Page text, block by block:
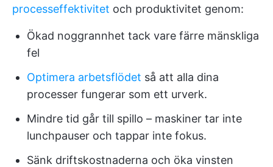
processeffektivitet och produktivitet genom:
Ökad noggrannhet tack vare färre mänskliga
fel
Optimera arbetsflödet så att alla dina
processer fungerar som ett urverk.
Mindre tid går till spillo – maskiner tar inte
lunchpauser och tappar inte fokus.
Sänk driftskostnaderna och öka vinsten